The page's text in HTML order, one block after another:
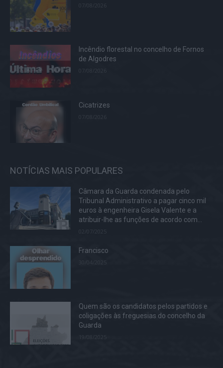
07/08/2026
Incêndio florestal no concelho de Fornos
de Algodres
07/08/2026
Cicatrizes
07/08/2026
NOTÍCIAS MAIS POPULARES
Câmara da Guarda condenada pelo
Tribunal Administrativo a pagar cinco mil
euros à engenheira Gisela Valente e a
atribuir-lhe as funções de acordo com...
02/07/2025
Francisco
Quem são os candidatos pelos partidos e
coligações às freguesias do concelho da
Guarda
19/08/2025